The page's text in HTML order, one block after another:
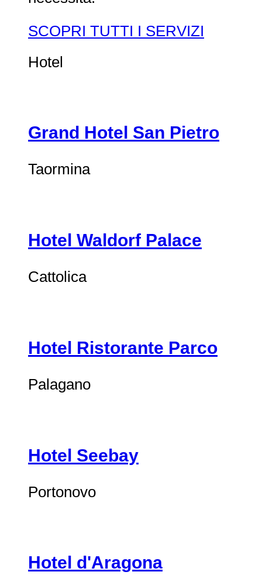
SCOPRI TUTTI I SERVIZI
Hotel
Grand Hotel San Pietro
Taormina
Hotel Waldorf Palace
Cattolica
Hotel Ristorante Parco
Palagano
Hotel Seebay
Portonovo
Hotel d'Aragona